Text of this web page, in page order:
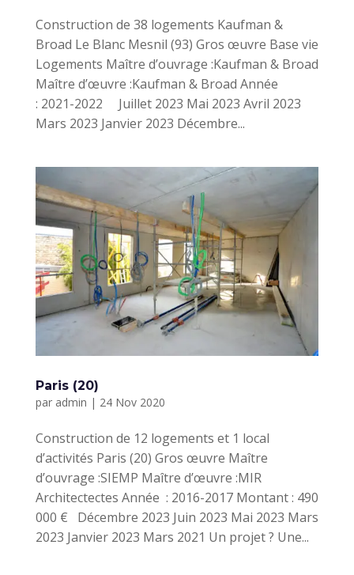
Construction de 38 logements Kaufman &
Broad Le Blanc Mesnil (93) Gros œuvre Base vie
Logements Maître d’ouvrage :Kaufman & Broad
Maître d’œuvre :Kaufman & Broad Année
: 2021-2022 Juillet 2023 Mai 2023 Avril 2023
Mars 2023 Janvier 2023 Décembre...
Paris (20)
par admin | 24 Nov 2020
Construction de 12 logements et 1 local
d’activités Paris (20) Gros œuvre Maître
d’ouvrage :SIEMP Maître d’œuvre :MIR
Architectectes Année : 2016-2017 Montant : 490
000 € Décembre 2023 Juin 2023 Mai 2023 Mars
2023 Janvier 2023 Mars 2021 Un projet ? Une...